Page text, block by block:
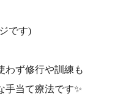
です)
わず修行や訓練も
手当て療法です✨